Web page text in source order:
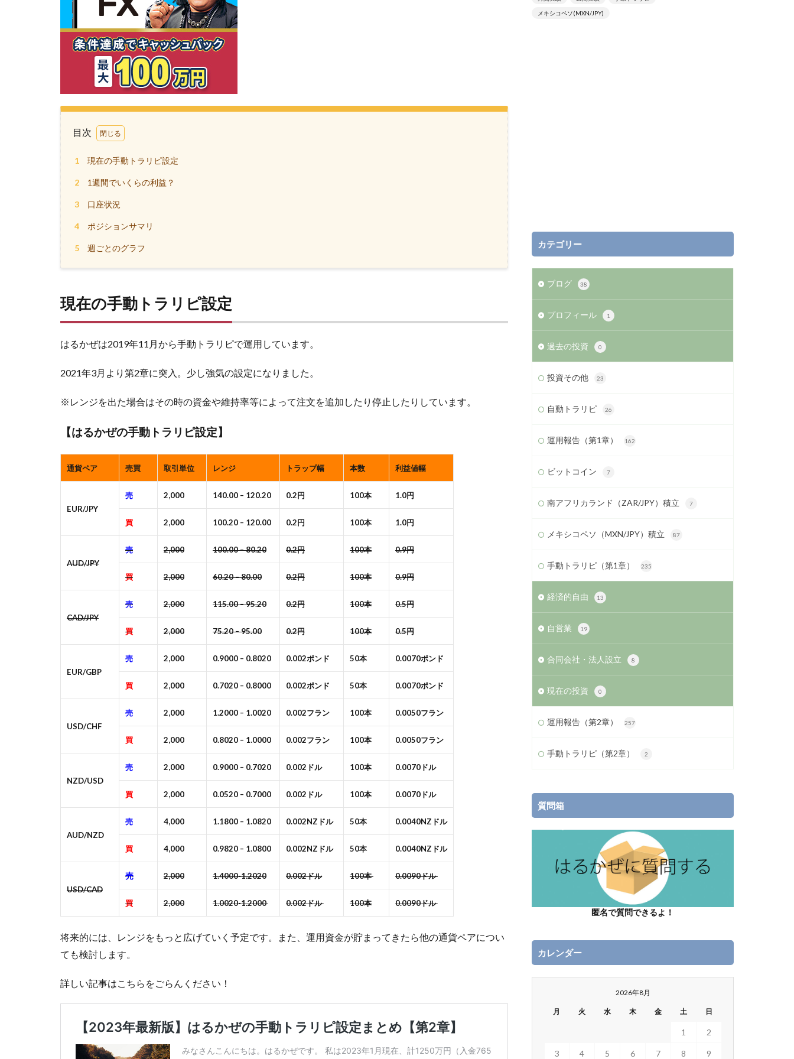
目次
1 現在の手動トラリピ設定
2 1週間でいくらの利益？
3 口座状況
4 ポジションサマリ
5 週ごとのグラフ
現在の手動トラリピ設定
はるかぜは2019年11月から手動トラリピで運用しています。
2021年3月より第2章に突入。少し強気の設定になりました。
※レンジを出た場合はその時の資金や維持率等によって注文を追加したり停止したりしています。
【はるかぜの手動トラリピ設定】
通貨ペア 売買 取引単位 レンジ トラップ幅 本数 利益値幅
EUR/JPY
売 2,000 140.00 – 120.20 0.2円 100本 1.0円
買 2,000 100.20 – 120.00 0.2円 100本 1.0円
AUD/JPY
売 2,000 100.00 – 80.20 0.2円 100本 0.9円
買 2,000 60.20 – 80.00 0.2円 100本 0.9円
CAD/JPY
売 2,000 115.00 – 95.20 0.2円 100本 0.5円
買 2,000 75.20 – 95.00 0.2円 100本 0.5円
EUR/GBP
売 2,000 0.9000 – 0.8020 0.002ポンド 50本 0.0070ポンド
買 2,000 0.7020 – 0.8000 0.002ポンド 50本 0.0070ポンド
USD/CHF
売 2,000 1.2000 – 1.0020 0.002フラン 100本 0.0050フラン
買 2,000 0.8020 – 1.0000 0.002フラン 100本 0.0050フラン
NZD/USD
売 2,000 0.9000 – 0.7020 0.002ドル 100本 0.0070ドル
買 2,000 0.0520 – 0.7000 0.002ドル 100本 0.0070ドル
AUD/NZD
売 4,000 1.1800 – 1.0820 0.002NZドル 50本 0.0040NZドル
買 4,000 0.9820 – 1.0800 0.002NZドル 50本 0.0040NZドル
USD/CAD
売 2,000 1.4000-1.2020 0.002ドル 100本 0.0090ドル
買 2,000 1.0020-1.2000 0.002ドル 100本 0.0090ドル
将来的には、レンジをもっと広げていく予定です。また、運用資金が貯まってきたら他の通貨ペアについ
ても検討します。
詳しい記事はこちらをごらんください！
メキシコペソ(MXN/JPY)
カテゴリー
ブログ 38
プロフィール 1
過去の投資 0
投資その他 23
自動トラリピ 26
運用報告（第1章） 162
ビットコイン 7
南アフリカランド（ZAR/JPY）積立 7
メキシコペソ（MXN/JPY）積立 87
手動トラリピ（第1章） 235
経済的自由 13
自営業 19
合同会社・法人設立 8
現在の投資 0
運用報告（第2章） 257
手動トラリピ（第2章） 2
質問箱
匿名で質問できるよ！
カレンダー
2026年8月
月 火 水 木 金 土 日
1 2
3 4 5 6 7 8 9